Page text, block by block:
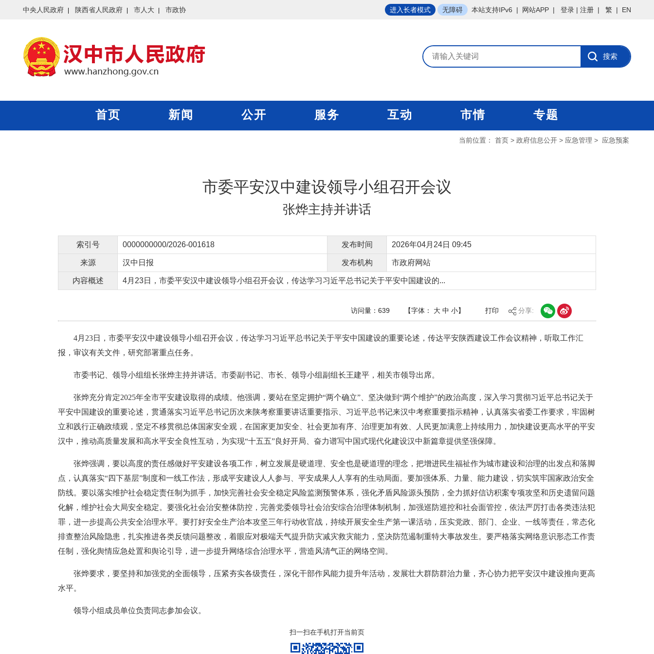
中央人民政府 陕西省人民政府 市人大 市政协 进入长者模式 无障碍 本站支持IPv6 | 网站APP | 登录 | 注册 | 繁 | EN
首页 新闻 公开 服务 互动 市情 专题
当前位置： 首页 > 政府信息公开 > 应急管理 > 应急预案
市委平安汉中建设领导小组召开会议
张烨主持并讲话
索引号 0000000000/2026-001618 发布时间 2026年04月24日 09:45
来源 汉中日报 发布机构 市政府网站
内容概述 4月23日，市委平安汉中建设领导小组召开会议，传达学习习近平总书记关于平安中国建设的...
访问量： 639 【字体： 大 中 小】 打印 分享:
4月23日，市委平安汉中建设领导小组召开会议，传达学习习近平总书记关于平安中国建设的重要论述，传达平安陕西建设工作会议精神，听取工作汇
报，审议有关文件，研究部署重点任务。
市委书记、领导小组组长张烨主持并讲话。市委副书记、市长、领导小组副组长王建平，相关市领导出席。
张烨充分肯定2025年全市平安建设取得的成绩。他强调，要站在坚定拥护“两个确立”、坚决做到“两个维护”的政治高度，深入学习贯彻习近平总书记关于
平安中国建设的重要论述，贯通落实习近平总书记历次来陕考察重要讲话重要指示、习近平总书记来汉中考察重要指示精神，认真落实省委工作要求，牢固树
立和践行正确政绩观，坚定不移贯彻总体国家安全观，在国家更加安全、社会更加有序、治理更加有效、人民更加满意上持续用力，加快建设更高水平的平安
汉中，推动高质量发展和高水平安全良性互动，为实现“十五五”良好开局、奋力谱写中国式现代化建设汉中新篇章提供坚强保障。
张烨强调，要以高度的责任感做好平安建设各项工作，树立发展是硬道理、安全也是硬道理的理念，把增进民生福祉作为城市建设和治理的出发点和落脚
点，认真落实“四下基层”制度和一线工作法，形成平安建设人人参与、平安成果人人享有的生动局面。要加强体系、力量、能力建设，切实筑牢国家政治安全
防线。要以落实维护社会稳定责任制为抓手，加快完善社会安全稳定风险监测预警体系，强化矛盾风险源头预防，全力抓好信访积案专项攻坚和历史遗留问题
化解，维护社会大局安全稳定。要强化社会治安整体防控，完善党委领导社会治安综合治理体制机制，加强巡防巡控和社会面管控，依法严厉打击各类违法犯
罪，进一步提高公共安全治理水平。要打好安全生产治本攻坚三年行动收官战，持续开展安全生产第一课活动，压实党政、部门、企业、一线等责任，常态化
排查整治风险隐患，扎实推进各类反馈问题整改，着眼应对极端天气提升防灾减灾救灾能力，坚决防范遏制重特大事故发生。要严格落实网络意识形态工作责
任制，强化舆情应急处置和舆论引导，进一步提升网络综合治理水平，营造风清气正的网络空间。
张烨要求，要坚持和加强党的全面领导，压紧夯实各级责任，深化干部作风能力提升年活动，发展壮大群防群治力量，齐心协力把平安汉中建设推向更高
水平。
领导小组成员单位负责同志参加会议。
扫一扫在手机打开当前页